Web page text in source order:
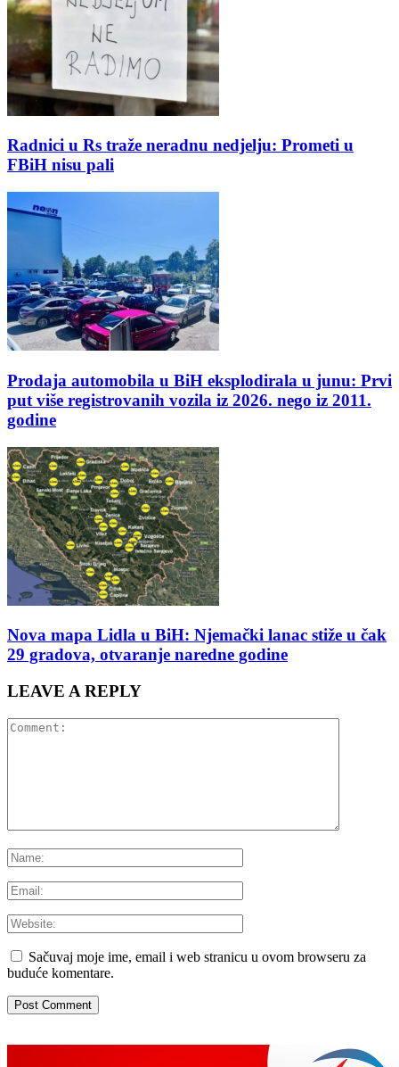
Radnici u Rs traže neradnu nedjelju: Prometi u
FBiH nisu pali
Prodaja automobila u BiH eksplodirala u junu: Prvi
put više registrovanih vozila iz 2026. nego iz 2011.
godine
Nova mapa Lidla u BiH: Njemački lanac stiže u čak
29 gradova, otvaranje naredne godine
LEAVE A REPLY
Sačuvaj moje ime, email i web stranicu u ovom browseru za
buduće komentare.